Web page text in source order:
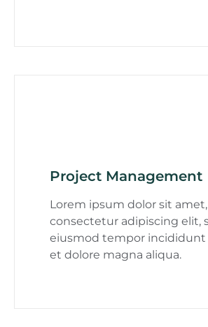
Project Management
Lorem ipsum dolor sit amet,
consectetur adipiscing elit,
eiusmod tempor incididunt
et dolore magna aliqua.